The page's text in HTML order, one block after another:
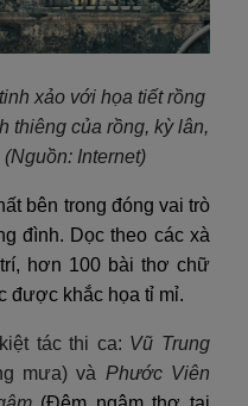
xảo với họa tiết rồng
thiêng của rồng, kỳ lân,
(Nguồn: Internet)
bên trong đóng vai trò
đình. Dọc theo các xà
hơn 100 bài thơ chữ
được khắc họa tỉ mỉ.
tác thi ca: Vũ Trung
mưa) và Phước Viên